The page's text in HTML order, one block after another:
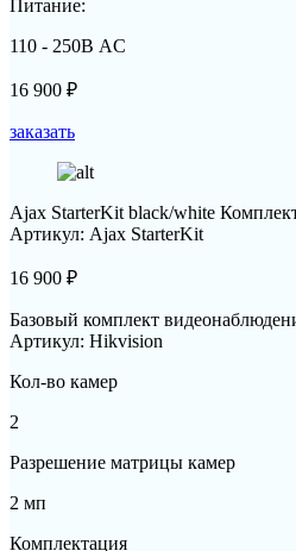
Питание:
110 - 250В AC
16 900 ₽
заказать
Ajax StarterKit black/white
Артикул: Ajax StarterKit
16 900 ₽
Базовый комплект
Артикул: Hikvision
Кол-во камер
2
Разрешение матрицы камер
2 мп
Комплектация